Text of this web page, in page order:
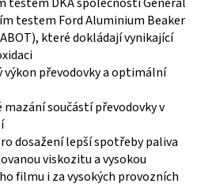
testem Ford Aluminium Beaker
které dokládají vynikající
výkon převodovky a optimální
součástí převodovky v
dosažení lepší spotřeby paliva
viskozitu a vysokou
filmu i za vysokých provozních